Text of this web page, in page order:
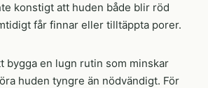
konstigt att huden både blir röd
får finnar eller tilltäppta porer.
bygga en lugn rutin som minskar
huden tyngre än nödvändigt. För